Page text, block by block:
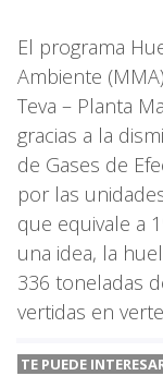
El programa
Ambiente
Teva – Planta
gracias a la
de Gases de
por las
que equivale a
una idea, la
336 toneladas
vertidas en
TE PUEDE